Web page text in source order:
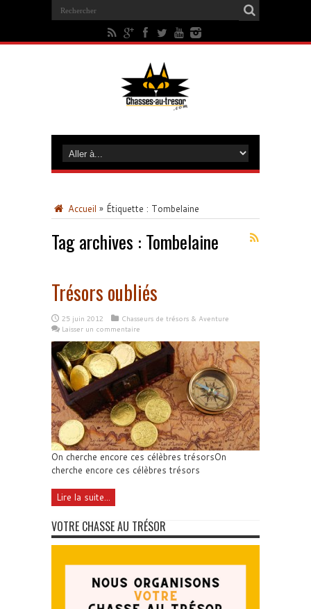
Accueil » Étiquette : Tombelaine
Tag archives : Tombelaine
Trésors oubliés
25 juin 2012
Chasseurs de trésors & Aventure
Laisser un commentaire
On cherche encore ces célèbres trésorsOn
cherche encore ces célèbres trésors
Lire la suite...
VOTRE CHASSE AU TRÉSOR